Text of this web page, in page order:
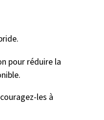
pour réduire la
les à